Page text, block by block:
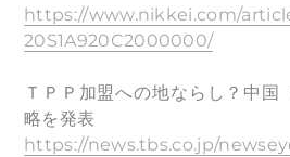
https://www.nikkei.com/
20S1A920C2000000/
ＴＰＰ加盟への地ならし？中国
略を発表
https://news.tbs.co.jp/